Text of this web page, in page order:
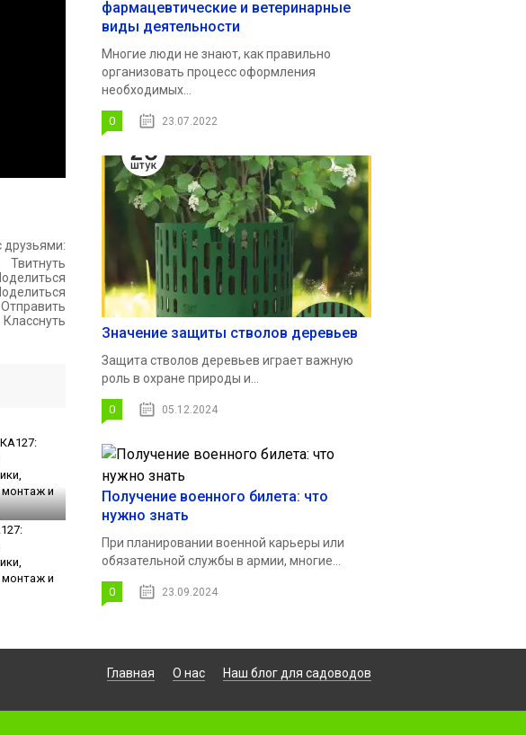
друзьями:
Твитнуть
Отправить
Класснуть
монтаж и
фармацевтические и ветеринарные
виды деятельности
Многие люди не знают, как правильно
организовать процесс оформления
необходимых...
0 23.07.2022
Значение защиты стволов деревьев
Защита стволов деревьев играет важную
роль в охране природы и...
0 05.12.2024
Получение военного билета: что
нужно знать
При планировании военной карьеры или
обязательной службы в армии, многие...
0 23.09.2024
Главная О нас Наш блог для садоводов